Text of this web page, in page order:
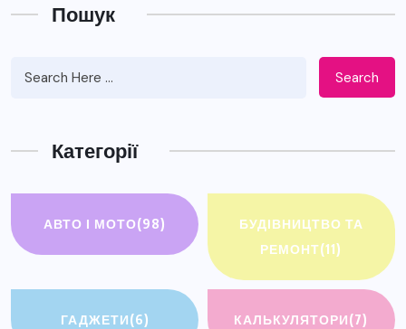
Пошук
Search
Категорії
АВТО І МОТО(98)
БУДІВНИЦТВО ТА
РЕМОНТ(11)
ГАДЖЕТИ(6) КАЛЬКУЛЯТОРИ(7)